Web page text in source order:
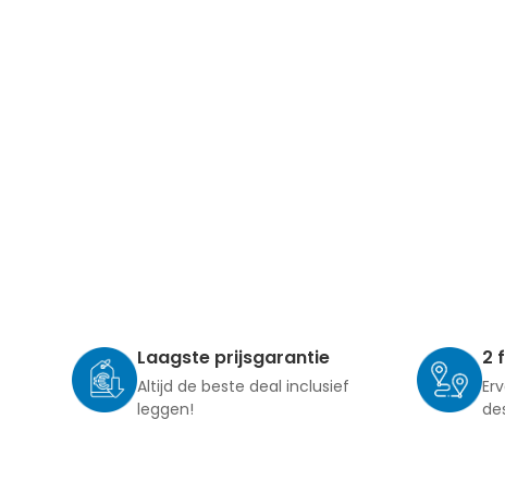
Laagste prijsgarantie
Altijd de beste deal inclusief
leggen!
2